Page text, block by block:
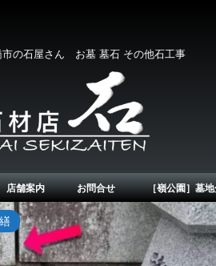
の石屋さん お墓 墓石 その他石工事
店舗案内 お問合せ ［嶺公園］墓
ログ